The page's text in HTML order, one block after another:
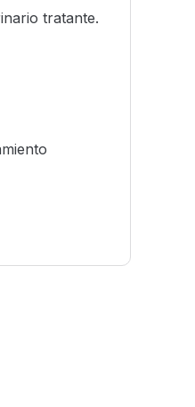
tratante.